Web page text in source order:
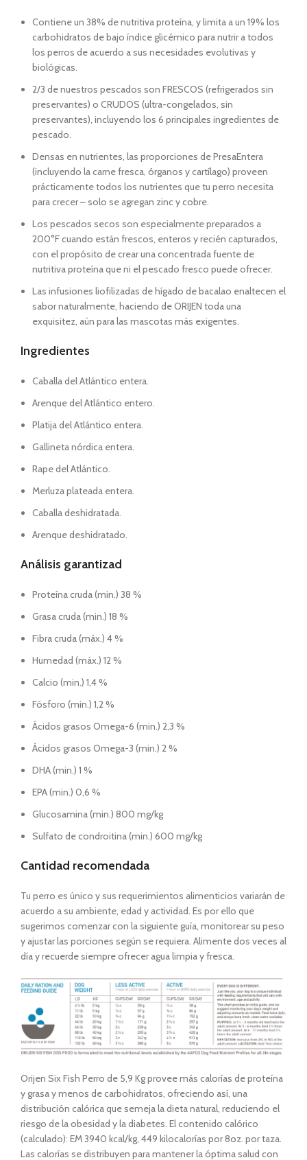
Contiene un 38% de nutritiva proteína, y limita a un 19% los
carbohidratos de bajo índice glicémico para nutrir a todos
los perros de acuerdo a sus necesidades evolutivas y
biológicas.
2/3 de nuestros pescados son FRESCOS (refrigerados sin
preservantes) o CRUDOS (ultra-congelados, sin
preservantes), incluyendo los 6 principales ingredientes de
pescado.
Densas en nutrientes, las proporciones de PresaEntera
(incluyendo la carne fresca, órganos y cartílago) proveen
prácticamente todos los nutrientes que tu perro necesita
para crecer – solo se agregan zinc y cobre.
Los pescados secos son especialmente preparados a
200°F cuando están frescos, enteros y recién capturados,
con el propósito de crear una concentrada fuente de
nutritiva proteína que ni el pescado fresco puede ofrecer.
Las infusiones liofilizadas de hígado de bacalao enaltecen el
sabor naturalmente, haciendo de ORIJEN toda una
exquisitez, aún para las mascotas más exigentes.
Ingredientes
Caballa del Atlántico entera.
Arenque del Atlántico entero.
Platija del Atlántico entera.
Gallineta nórdica entera.
Rape del Atlántico.
Merluza plateada entera.
Caballa deshidratada.
Arenque deshidratado.
Análisis garantizad
Proteína cruda (min.) 38 %
Grasa cruda (min.) 18 %
Fibra cruda (máx.) 4 %
Humedad (máx.) 12 %
Calcio (min.) 1,4 %
Fósforo (min.) 1,2 %
Ácidos grasos Omega-6 (min.) 2,3 %
Ácidos grasos Omega-3 (min.) 2 %
DHA (min.) 1 %
EPA (min.) 0,6 %
Glucosamina (min.) 800 mg/kg
Sulfato de condroitina (min.) 600 mg/kg
Cantidad recomendada
Tu perro es único y sus requerimientos alimenticios variarán de
acuerdo a su ambiente, edad y actividad. Es por ello que
sugerimos comenzar con la siguiente guía, monitorear su peso
y ajustar las porciones según se requiera. Alimente dos veces al
día y recuerde siempre ofrecer agua limpia y fresca.
Orijen Six Fish Perro de 5,9 Kg provee más calorías de proteína
y grasa y menos de carbohidratos, ofreciendo así, una
distribución calórica que semeja la dieta natural, reduciendo el
riesgo de la obesidad y la diabetes. El contenido calórico
(calculado): EM 3940 kcal/kg, 449 kilocalorías por 8oz. por taza.
Las calorías se distribuyen para mantener la óptima salud con